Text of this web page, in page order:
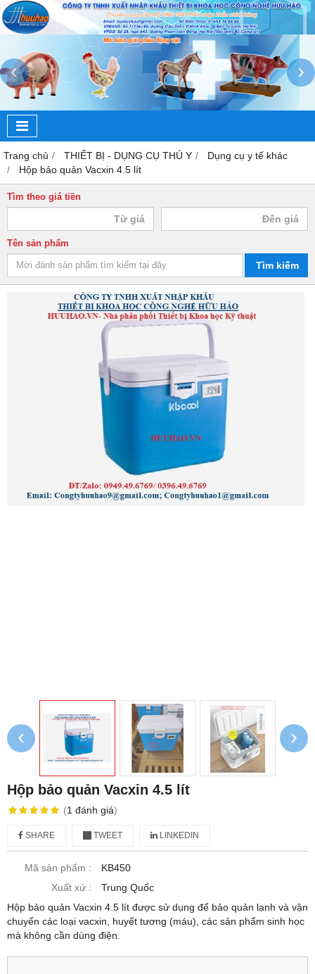
‹ ›
Trang chủ THIẾT BỊ - DỤNG CỤ THÚ Y
Dụng cụ y tế khác
Hộp bảo quản Vacxin 4.5 lít
Tìm theo giá tiền
Tên sản phẩm
Tìm kiếm
‹ ›
Hộp bảo quản Vacxin 4.5 lít
(1 đánh giá)
SHARE TWEET LINKEDIN
Mã sản phẩm :
KB450
Xuất xứ :
Trung Quốc
Hộp bảo quản Vacxin 4.5 lít được sử dụng để bảo quản lạnh và vận
chuyển các loại vacxin, huyết tương (máu), các sản phẩm sinh học
mà không cần dùng điện.